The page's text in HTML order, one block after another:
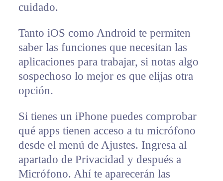
cuidado.
Tanto iOS como Android te permiten
saber las funciones que necesitan las
aplicaciones para trabajar, si notas algo
sospechoso lo mejor es que elijas otra
opción.
Si tienes un iPhone puedes comprobar
qué apps tienen acceso a tu micrófono
desde el menú de Ajustes. Ingresa al
apartado de Privacidad y después a
Micrófono. Ahí te aparecerán las